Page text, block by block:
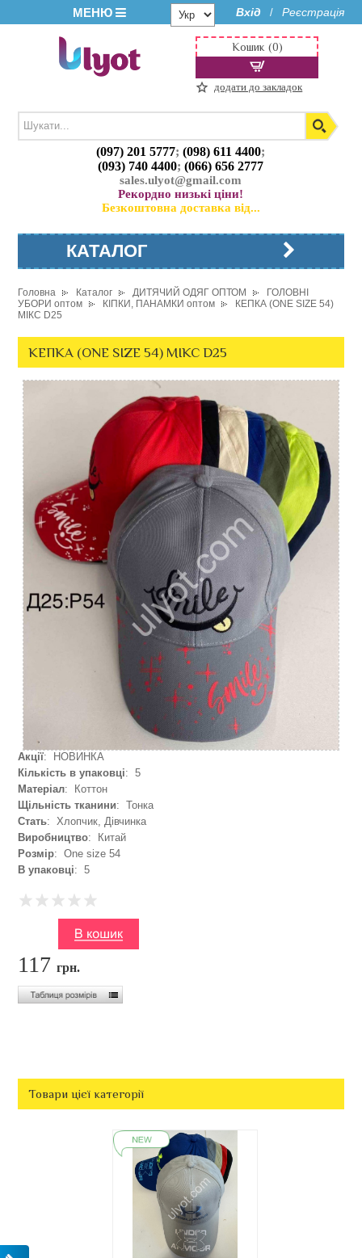
МЕНЮ Вхід / Реєстрація
(097) 201 5777;(098) 611 4400;
(093) 740 4400;(066) 656 2777
sales.ulyot@gmail.com
Рекордно низькі ціни!
Безкоштовна доставка від...
Кошик (0)
додати до закладок
КАТАЛОГ
Головна Каталог ДИТЯЧИЙ ОДЯГ ОПТОМ
ГОЛОВНІ
УБОРИ оптом
КІПКИ, ПАНАМКИ оптом
КЕПКА (ONE SIZE 54)
МІКС D25
КЕПКА (ONE SIZE 54) МІКС D25
Акції: НОВИНКА
Кількість в упаковці: 5
Матеріал: Коттон
Щільність тканини: Тонка
Стать: Хлопчик, Дівчинка
Виробництво: Китай
Розмір: One size 54
В упаковці: 5
117грн.
Товари цієї категорії